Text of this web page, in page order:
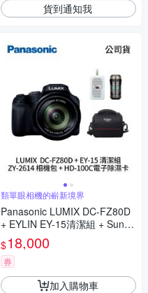
貨到通知我
類單眼相機的嶄新境界
Panasonic LUMIX DC-FZ80D
+ EYLIN EY-15清潔組 + SunLi
ght ZY-2614相機包 + EirMai 銳
瑪 HD-100C電子除濕卡 FZ80
D (公司貨)
$18,000
券
加入購物車